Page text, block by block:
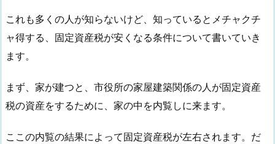
これも多くの人が知らないけど、知っているとメチャクチ
ャ得する、固定資産税が安くなる条件について書いていき
ます。
まず、家が建つと、市役所の家屋建築関係の人が固定資産
税の資産をするために、家の中を内覧しに来ます。
ここの内覧の結果によって固定資産税が左右されます。だ